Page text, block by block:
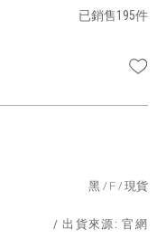
已銷售195件
黑 F 現貨
/ 出貨來源:官網